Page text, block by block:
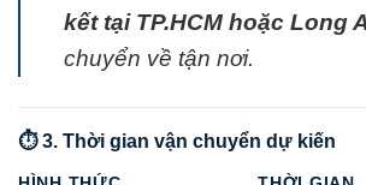
kết tại TP.HCM hoặc Long
chuyển về tận nơi.
⏱️ 3. Thời gian vận chuyển dự kiến